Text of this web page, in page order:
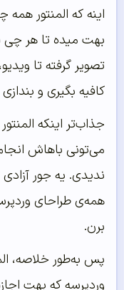
اینه که المنتور
بهت میده تا هر چی
تصویر گرفته تا
کافیه بگیری و
جذاب‌تر اینکه
می‌تونی باهاش
ندیدی. یه جور
همه‌ی طراحای
برن.
پس به‌طور خلاصه،
وردپرسه که بهت